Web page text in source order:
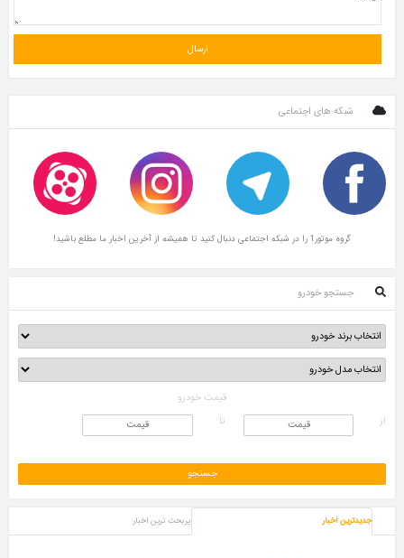
شبکه های اجتماعی
گروه موتور1 را در شبکه اجتماعی دنبال کنید تا همیشه از آخرین اخبار ما مطلع باشید!
جستجو خودرو
قیمت خودرو
از
تا
جدیدترین اخبار پربحث ترین اخبار